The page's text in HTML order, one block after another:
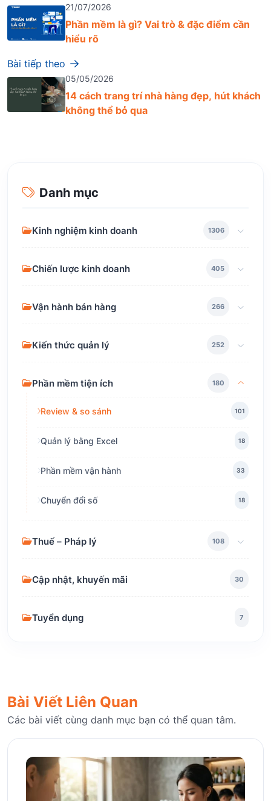
21/07/2026
Phần mềm là gì? Vai trò & đặc điểm cần
hiểu rõ
Bài tiếp theo
05/05/2026
14 cách trang trí nhà hàng đẹp, hút khách
không thể bỏ qua
Danh mục
Kinh nghiệm kinh doanh 1306
Chiến lược kinh doanh 405
Vận hành bán hàng 266
Kiến thức quản lý 252
Phần mềm tiện ích 180
Review & so sánh 101
Quản lý bằng Excel 18
Phần mềm vận hành 33
Chuyển đổi số 18
Thuế – Pháp lý 108
Cập nhật, khuyến mãi 30
Tuyển dụng 7
Bài Viết Liên Quan
Các bài viết cùng danh mục bạn có thể quan tâm.